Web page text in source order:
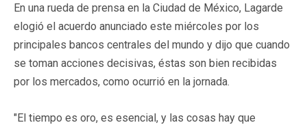
En una rueda de prensa en la Ciudad de México, Lagarde
elogió el acuerdo anunciado este miércoles por los
principales bancos centrales del mundo y dijo que cuando
se toman acciones decisivas, éstas son bien recibidas
por los mercados, como ocurrió en la jornada.
"El tiempo es oro, es esencial, y las cosas hay que